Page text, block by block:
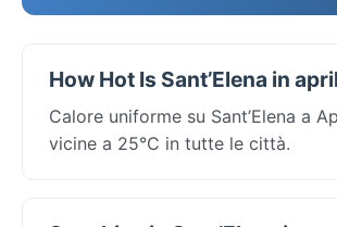
How Hot Is Sant’Elena in
Calore uniforme su Sant’Elena a
vicine a 25°C in tutte le città.